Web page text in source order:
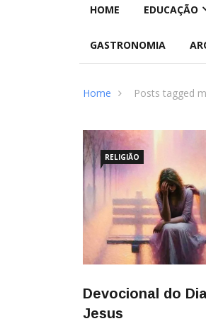
HOME EDUCAÇÃO
GASTRONOMIA
Home Posts tagged
RELIGIÃO
Devocional do
Jesus